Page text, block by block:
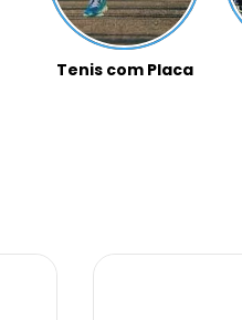
Tenis com Placa